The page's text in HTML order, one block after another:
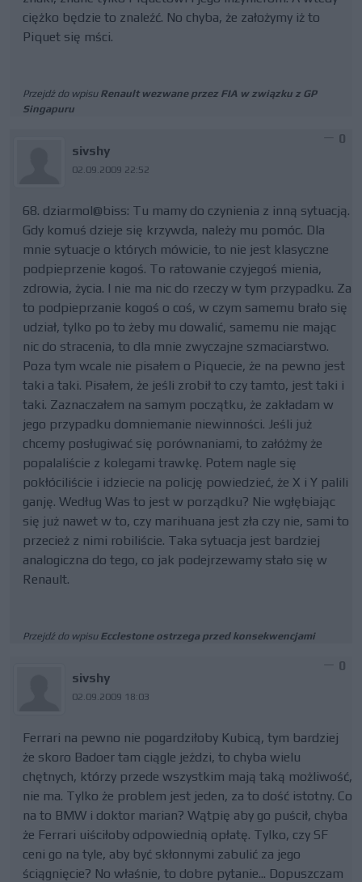
ciężko będzie to znaleźć. No chyba, że założymy iż to
Piquet się mści.
Przejdź do wpisu Renault wezwane przez FIA w związku z GP
Singapuru
sivshy
02.09.2009 22:52
0
68. dziarmol@biss: Tu mamy do czynienia z inną sytuacją.
Gdy komuś dzieje się krzywda, należy mu pomóc. Dla
mnie sytuacje o których mówicie, to nie jest klasyczne
podpieprzenie kogoś. To ratowanie czyjegoś mienia,
zdrowia, życia. I nie ma nic do rzeczy w tym przypadku. Za
to podpieprzanie kogoś o coś, w czym samemu brało się
udział, tylko po to żeby mu dowalić, samemu nie mając
nic do stracenia, to dla mnie zwyczajne szmaciarstwo.
Poza tym wcale nie pisałem o Piquecie, że na pewno jest
taki a taki. Pisałem, że jeśli zrobił to czy tamto, jest taki i
taki. Zaznaczałem na samym początku, że zakładam w
jego przypadku domniemanie niewinności. Jeśli już
chcemy posługiwać się porównaniami, to załóżmy że
popalaliście z kolegami trawkę. Potem nagle się
pokłóciliście i idziecie na policję powiedzieć, że X i Y palili
ganję. Według Was to jest w porządku? Nie wgłębiając
się już nawet w to, czy marihuana jest zła czy nie, sami to
przecież z nimi robiliście. Taka sytuacja jest bardziej
analogiczna do tego, co jak podejrzewamy stało się w
Renault.
Przejdź do wpisu Ecclestone ostrzega przed konsekwencjami
sivshy
02.09.2009 18:03
0
Ferrari na pewno nie pogardziłoby Kubicą, tym bardziej
że skoro Badoer tam ciągle jeździ, to chyba wielu
chętnych, którzy przede wszystkim mają taką możliwość,
nie ma. Tylko że problem jest jeden, za to dość istotny. Co
na to BMW i doktor marian? Wątpię aby go puścił, chyba
że Ferrari uiściłoby odpowiednią opłatę. Tylko, czy SF
ceni go na tyle, aby być skłonnymi zabulić za jego
ściągnięcie? No właśnie, to dobre pytanie... Dopuszczam